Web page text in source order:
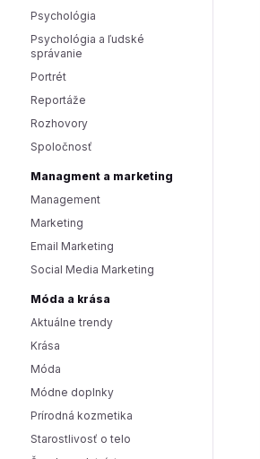
Psychológia
Psychológia a ľudské
správanie
Portrét
Reportáže
Rozhovory
Spoločnosť
Managment a marketing
Management
Marketing
Email Marketing
Social Media Marketing
Móda a krása
Aktuálne trendy
Krása
Móda
Módne doplnky
Prírodná kozmetika
Starostlivosť o telo